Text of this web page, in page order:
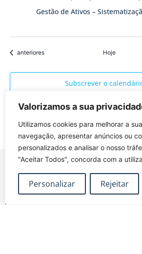
Valorizamos a sua
Utilizamos cookies para melhorar a
navegação, apresentar anúncios ou
personalizados e analisar o nosso
"Aceitar Todos", concorda com a
Personalizar Rejeitar
Gestão de Ativos –
Eventos
anteriores Hoje
Subscrever o
FUNDEC – Associação para a Formação e o